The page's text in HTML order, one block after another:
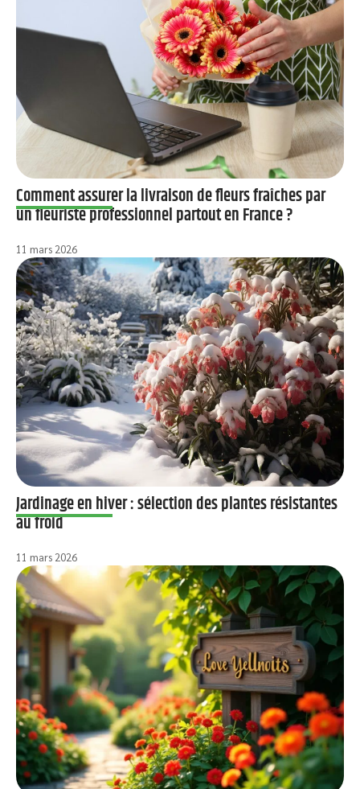
Comment assurer la livraison de fleurs fraîches par
un fleuriste professionnel partout en France ?
11 mars 2026
Jardinage en hiver : sélection des plantes résistantes
au froid
11 mars 2026